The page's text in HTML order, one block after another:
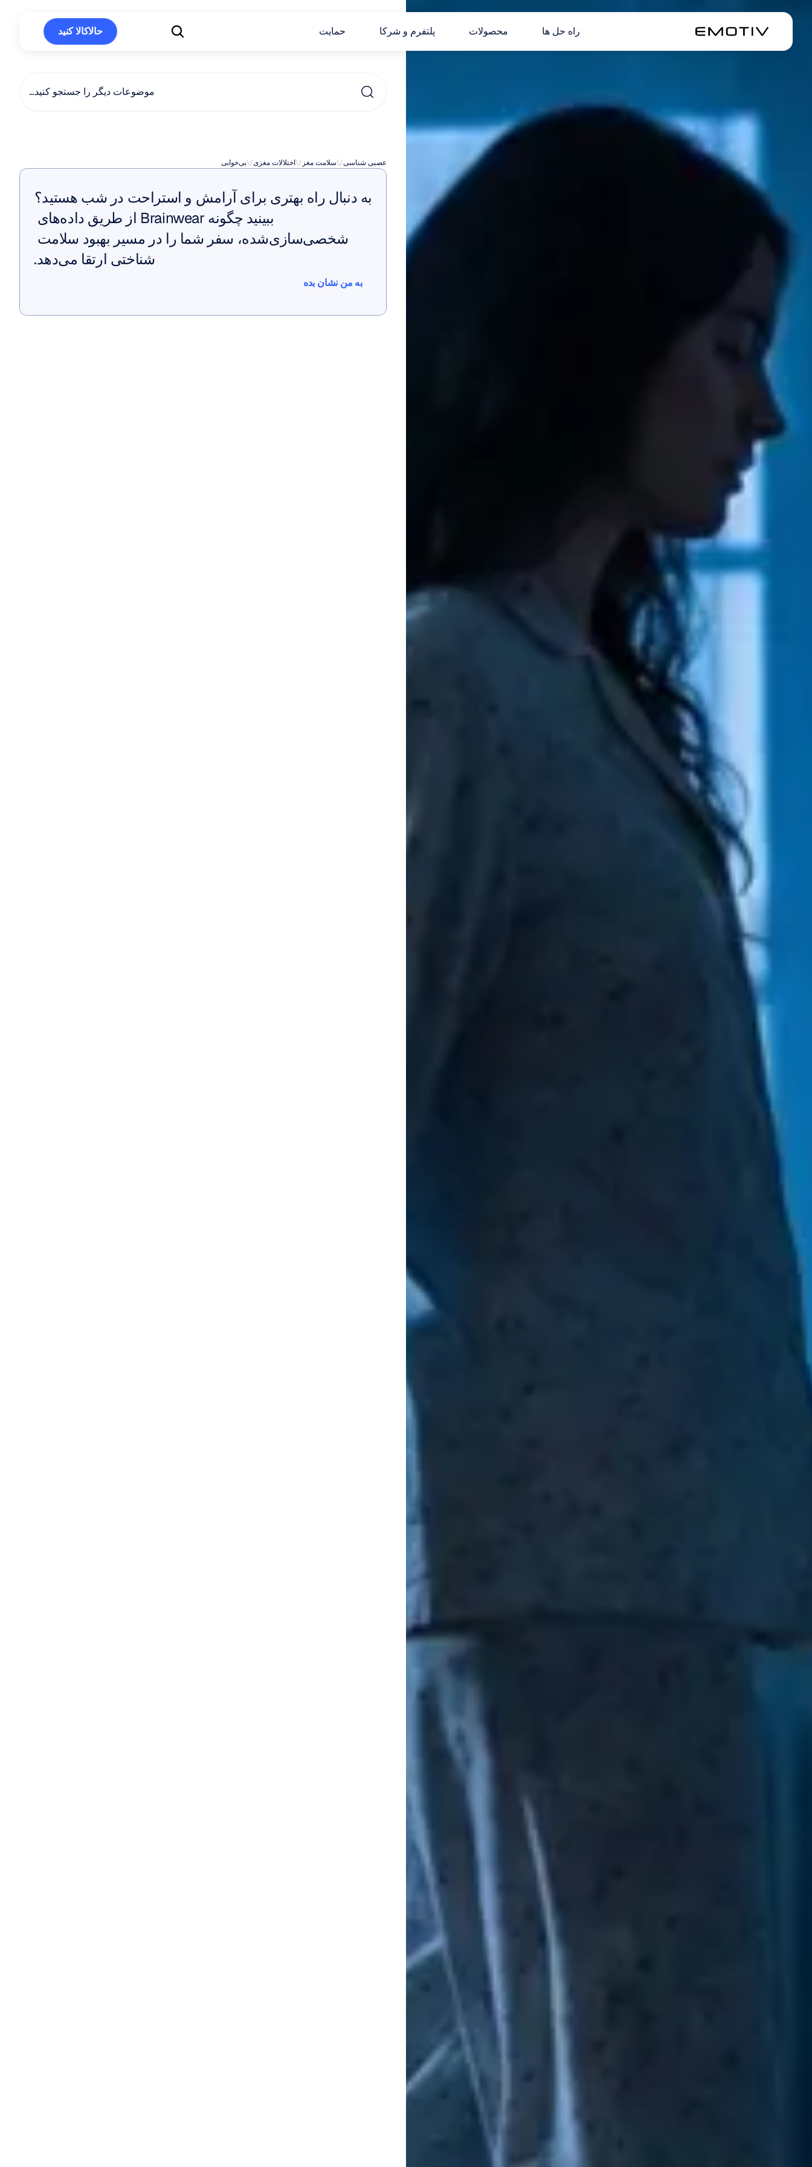
راه حل ها محصولات پلتفرم و شرکا حمایت
حالاکالا کنید
موضوعات دیگر را جستجو کنید…
عصبی شناسی\/سلامت مغز \/اختلالات مغزی\/بی‌خوابی
شناختی ارتقا می‌دهد.
به من نشان بده